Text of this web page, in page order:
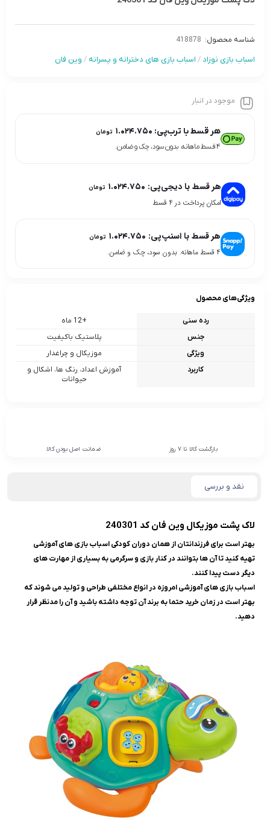
شناسه محصول: 418878
اسباب بازی نوزاد / اسباب بازی های دخترانه و پسرانه / وین فان
موجود در انبار
هر قسط با ترب‌پی: ۱.۰۲۴.۷۵۰ تومان
۴ قسط ماهانه. بدون سود، چک و ضامن.
هر قسط با دیجی‌پی: ۱.۰۲۴.۷۵۰ تومان
امکان پرداخت در 4 قسط
هر قسط با اسنپ‌پی: ۱.۰۲۴.۷۵۰ تومان
۴ قسط ماهانه. بدون سود، چک و ضامن.
ویژگی‌های محصول
رده سنی
+12 ماه
جنس
پلاستیک باکیفیت
ویژگی
موزیکال و چراغدار
کاربرد
آموزش اعداد، رنگ ها، اشکال و
حیوانات
بازگشت کالا تا 7 روز ضمانت اصل بودن کالا
نقد و بررسی
لاک پشت موزیکال وین فان کد 240301
بهتر است برای فرزندانتان از همان دوران کودکی اسباب بازی های آموزشی
تهیه کنید تا آن ها بتوانند در کنار بازی و سرگرمی به بسیاری از مهارت های
دیگر دست پیدا کنند.
اسباب بازی های آموزشی امروزه در انواع مختلفی طراحی و تولید می شوند که
بهتر است در زمان خرید حتما به برند آن توجه داشته باشید و آن را مدنظر قرار
دهید.